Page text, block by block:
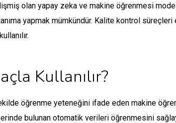
olan yapay zeka ve makine öğrenmesi
yapmak mümkündür. Kalite kontrol
Kullanılır?
öğrenme yeteneğini ifade eden makine
bulunan otomatik verileri öğrenmesini